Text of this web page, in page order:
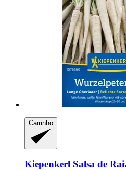
Carrinho
Kiepenkerl Salsa de